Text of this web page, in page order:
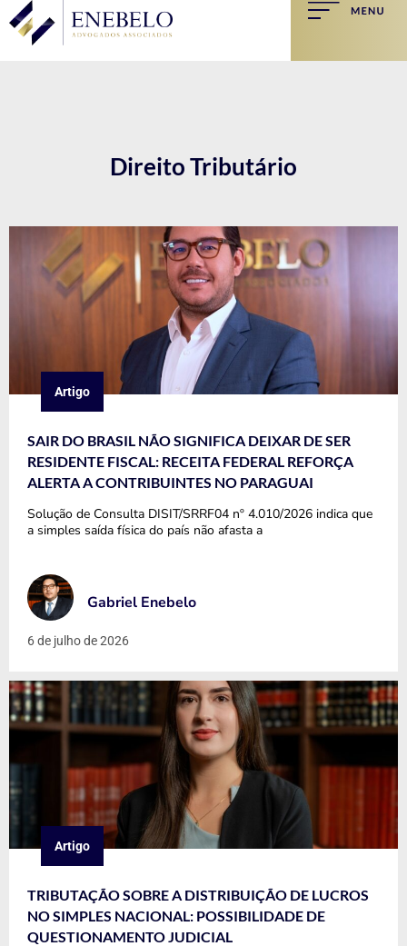
Direito Tributário
Artigo
SAIR DO BRASIL NÃO SIGNIFICA DEIXAR DE SER
RESIDENTE FISCAL: RECEITA FEDERAL REFORÇA
ALERTA A CONTRIBUINTES NO PARAGUAI
Solução de Consulta DISIT/SRRF04 nº 4.010/2026 indica que
a simples saída física do país não afasta a
Gabriel Enebelo
6 de julho de 2026
Artigo
TRIBUTAÇÃO SOBRE A DISTRIBUIÇÃO DE LUCROS
NO SIMPLES NACIONAL: POSSIBILIDADE DE
QUESTIONAMENTO JUDICIAL